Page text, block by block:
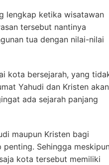
lengkap ketika wisatawan
tersebut nantinya
tua dengan nilai-nilai
kota bersejarah, yang
Yahudi dan Kristen akan
ada sejarah panjang
maupun Kristen bagi
Sehingga
kota tersebut memiliki